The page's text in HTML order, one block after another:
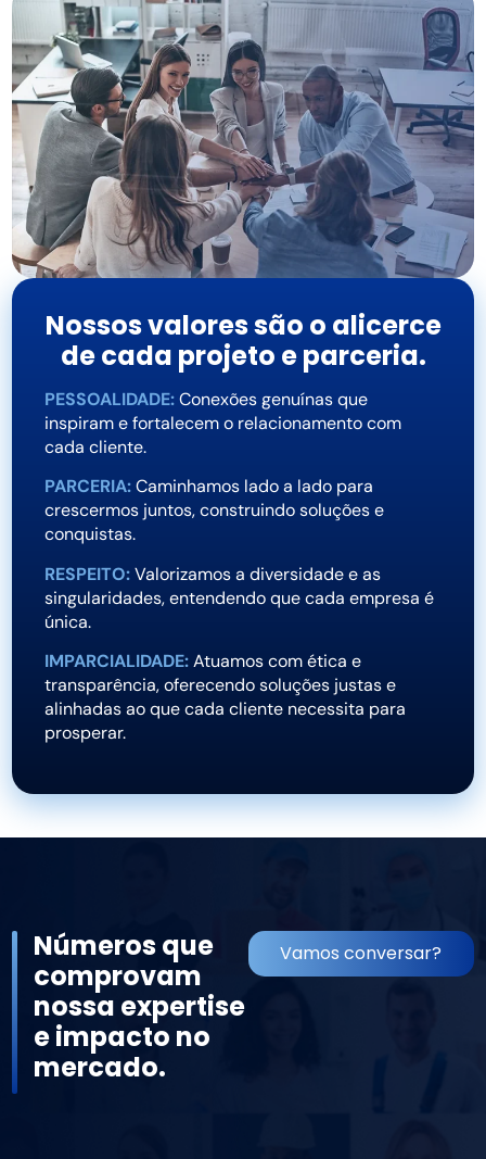
Nossos valores são o alicerce
de cada projeto e parceria.
PESSOALIDADE:Conexões genuínas que
inspiram e fortalecem o relacionamento com
cada cliente.
PARCERIA:Caminhamos lado a lado para
crescermos juntos, construindo soluções e
conquistas.
RESPEITO:Valorizamos a diversidade e as
singularidades, entendendo que cada empresa é
única.
IMPARCIALIDADE:Atuamos com ética e
transparência, oferecendo soluções justas e
alinhadas ao que cada cliente necessita para
prosperar.
Números que
comprovam
nossa expertise
e impacto no
mercado.
Vamos conversar?